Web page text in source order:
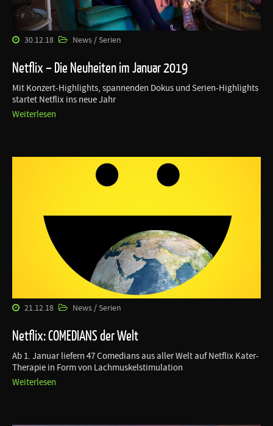
30.12.18 News / Serien
Netflix – Die Neuheiten im Januar 2019
Mit Konzert-Highlights, spannenden Dokus und Serien-Highlights
startet Netflix ins neue Jahr
Weiterlesen
21.12.18 News / Serien
Netflix: COMEDIANS der Welt
Ab 1. Januar liefern 47 Comedians aus aller Welt auf Netflix Kater-
Therapie in Form von Lachmuskelstimulation
Weiterlesen